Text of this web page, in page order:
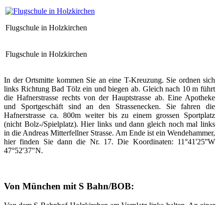
Flugschule in Holzkirchen
Flugschule in Holzkirchen
In der Ortsmitte kommen Sie an eine T-Kreuzung. Sie ordnen sich
links Richtung Bad Tölz ein und biegen ab. Gleich nach 10 m führt
dieHafnerstrasse rechts von der Hauptstrasse ab. Eine Apotheke
und Sportgeschäft sind an den Strassenecken. Sie fahren die
Hafnerstrasse ca. 800m weiter bis zu einem grossen Sportplatz
(nicht Bolz-/Spielplatz). Hier links und dann gleich noch mal links
in die Andreas Mitterfellner Strasse. Am Ende ist ein Wendehammer,
hier finden Sie dann die Nr. 17. Die Koordinaten: 11°41'25''W
47°52'37"N.
Von München mit S Bahn/BOB: